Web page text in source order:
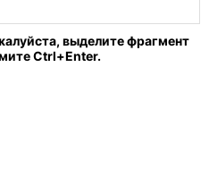
выделите фрагмент
Ctrl+Enter.